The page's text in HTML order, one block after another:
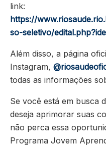
link:
https://
so-seletivo/
Além disso, a página
Instagram,
todas as informações
Se você está em busca
deseja aprimorar suas
não perca essa
Programa Jovem